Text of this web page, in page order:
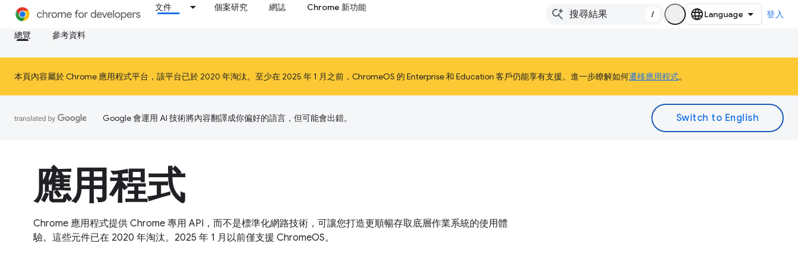
文件 個案研究 網誌 Chrome 新功能
/
登入
總覽
參考資料
本頁內容屬於 Chrome 應用程式平台，該平台已於 2020 年淘汰。至少在 2025 年 1 月之前，ChromeOS 的 Enterprise 和 Education 客戶仍能享有支援。進一步瞭解如何遷移應用程式。
Google 會運用 AI 技術將內容翻譯成你偏好的語言，但可能會出錯。
應用程式
Chrome 應用程式提供 Chrome 專用 API，而不是標準化網路技術，可讓您打造更順暢存取底層作業系統的使用體
驗。這些元件已在 2020 年淘汰。2025 年 1 月以前僅支援 ChromeOS。